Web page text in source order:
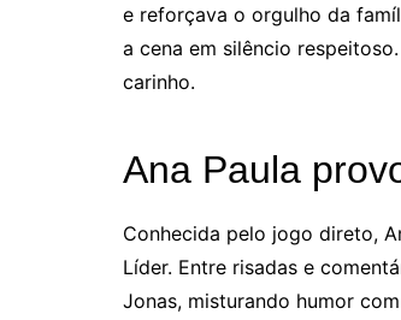
e reforçava o orgulho da
a cena em silêncio
carinho.
Ana Paula
Conhecida pelo jogo direto,
Líder. Entre risadas e
Jonas, misturando humor